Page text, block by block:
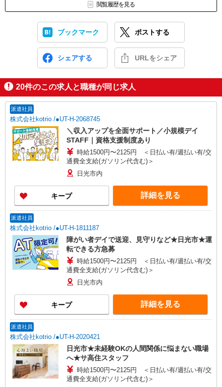
閲覧履歴を見る
ブックマーク ポストする
シェアする URLをシェア
20件のこの求人と職種が同じ求人
派遣社員
株式会社kotrio /●UT-H-2068745
＼収入アップを全面サポート／小規模デイ
STAFF｜資格支援制度あり
時給1500円〜2125円 ＜日払い有/週払い有/交
通費全支給(ガソリン代含む)＞
日光市内
キープ 詳細を見る
派遣社員
株式会社kotrio /●UT-H-1811187
障がい者デイで送迎、見守りなど★日光市★運
転できる方急募
時給1500円〜2125円 ＜日払い有/週払い有/交
通費全支給(ガソリン代含む)＞
日光市内
キープ 詳細を見る
派遣社員
株式会社kotrio /●UT-H-2020421
日光市★未経験OKの人間関係に悩まない職場
へ★サ高住スタッフ
時給1500円〜2125円 ＜日払い有/週払い有/交
通費全支給(ガソリン代含む)＞